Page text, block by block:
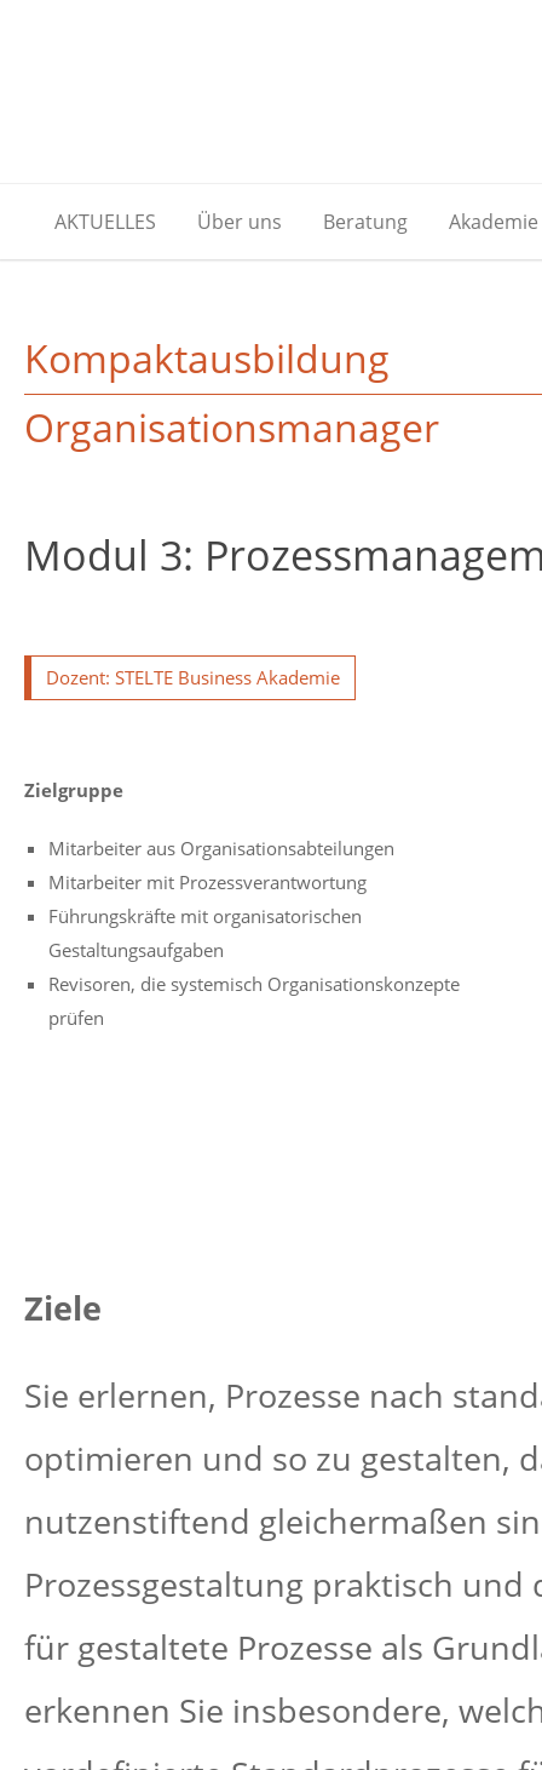
AKTUELLES Über uns Beratung Akademie
Kompaktausbildung
Organisationsmanager
Modul 3:
Dozent: STELTE Business Akademie
Zielgruppe
Mitarbeiter aus Organisationsabteilungen
Mitarbeiter mit Prozessverantwortung
Führungskräfte mit organisatorischen
Gestaltungsaufgaben
Revisoren, die systemisch Organisationskonzepte
prüfen
Ziele
Sie erlernen, Prozesse nach
optimieren und so zu gestalten,
nutzenstiftend gleichermaßen
Prozessgestaltung praktisch
für gestaltete Prozesse als
erkennen Sie insbesondere,